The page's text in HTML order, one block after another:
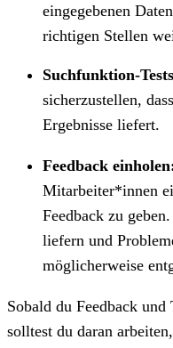
eingegebenen
richtigen Stellen
Suchfunktion-
sicherzustellen,
Ergebnisse liefert.
Feedback
Mitarbeiter*innen
Feedback zu
liefern und
möglicherweise
Sobald du Feedback und
solltest du daran